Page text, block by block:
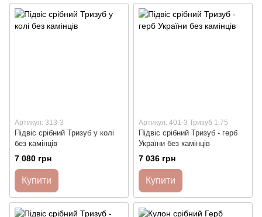
Артикул: 313-3
Підвіс срібний Тризуб у колі
без камінців
7 080 грн
Купити
Артикул: 401-3 Тризуб 1.75
Підвіс срібний Тризуб - герб
України без камінців
7 036 грн
Купити